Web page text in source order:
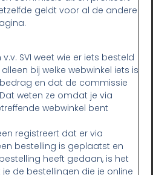
geldt voor al de andere
SVI weet wie er iets besteld
bij welke webwinkel iets is
en dat de commissie
weten ze omdat je via
webwinkel bent
registreert dat er via
bestelling is geplaatst en
heeft gedaan, is het
de bestellingen die je online